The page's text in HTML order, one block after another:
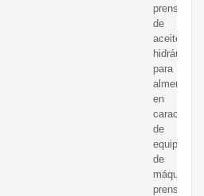
prensadora
de
aceite
hidráulico
para
almendras
en
de
equipos
de
máquina
prensadora